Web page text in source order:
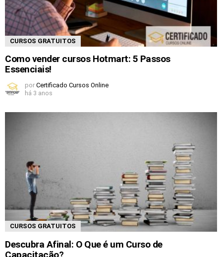
CURSOS GRATUITOS
Como vender cursos Hotmart: 5 Passos
Essenciais!
por Certificado Cursos Online
há 3 anos
CURSOS GRATUITOS
Descubra Afinal: O Que é um Curso de
Capacitação?